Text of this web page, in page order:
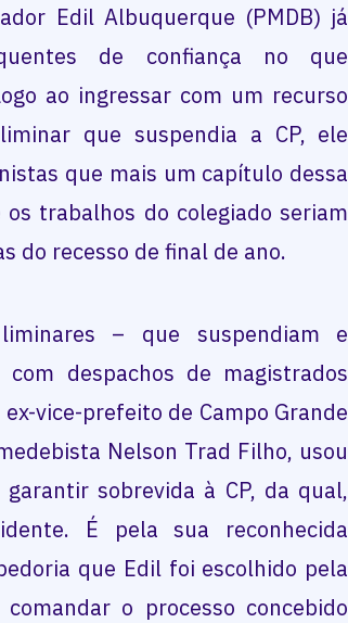
Edil Albuquerque (PMDB) já
de confiança no que
ao ingressar com um recurso
que suspendia a CP, ele
que mais um capítulo dessa
trabalhos do colegiado seriam
do recesso de final de ano.
– que suspendiam e
despachos de magistrados
vice-prefeito de Campo Grande
Nelson Trad Filho, usou
sobrevida à CP, da qual,
É pela sua reconhecida
que Edil foi escolhido pela
o processo concebido